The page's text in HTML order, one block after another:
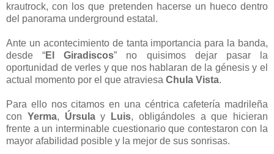
krautrock, con los que pretenden hacerse un hueco dentro
del panorama underground estatal.
Ante un acontecimiento de tanta importancia para la banda,
desde “El Giradiscos” no quisimos dejar pasar la
oportunidad de verles y que nos hablaran de la génesis y el
actual momento por el que atraviesa Chula Vista.
Para ello nos citamos en una céntrica cafetería madrileña
con Yerma, Úrsulay Luis, obligándoles a que hicieran
frente a un interminable cuestionario que contestaron con la
mayor afabilidad posible y la mejor de sus sonrisas.